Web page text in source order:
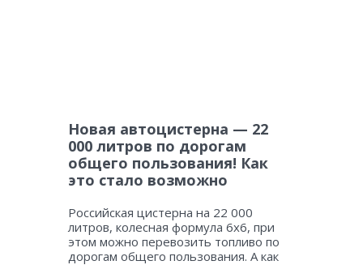
Новая автоцистерна — 22
000 литров по дорогам
общего пользования! Как
это стало возможно
Российская цистерна на 22 000
литров, колесная формула 6х6, при
этом можно перевозить топливо по
дорогам общего пользования. А как